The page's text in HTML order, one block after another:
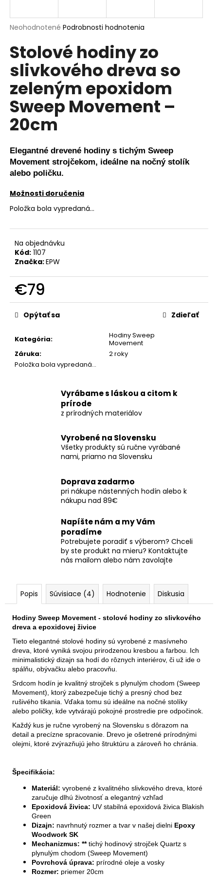
Priemerné
produktu
je
z
5
hviezdičiek.
Neohodnotené Podrobnosti hodnotenia
Stolové hodiny zo
slivkového dreva so
zeleným epoxidom
Sweep Movement –
20cm
Elegantné drevené hodiny s tichým Sweep
Movement strojčekom, ideálne na nočný stolík
alebo poličku.
Možnosti doručenia
Položka bola vypredaná…
Na objednávku
Kód: 1107
Značka:EPW
€79
Jednotková
cena:
Kategória:
Hodiny Sweep
Movement
Záruka:
2 roky
Položka bola vypredaná…
Opýtať sa Zdieľať
Vyrábame s láskou a citom k
prírode
z prírodných materiálov
Vyrobené na Slovensku
Všetky produkty sú ručne vyrábané
nami, priamo na Slovensku
Doprava zadarmo
pri nákupe nástenných hodín alebo k
nákupu nad 89€
Napíšte nám a my Vám
poradíme
Potrebujete poradiť s výberom? Chceli
by ste produkt na mieru? Kontaktujte
nás mailom alebo nám zavolajte
Popis Súvisiace (4) Hodnotenie Diskusia
Hodiny Sweep Movement - stolové hodiny zo slivkového
dreva a epoxidovej živice
Tieto elegantné stolové hodiny sú vyrobené z masívneho
dreva, ktoré vyniká svojou prirodzenou kresbou a farbou. Ich
minimalistický dizajn sa hodí do rôznych interiérov, či už ide o
spálňu, obývačku alebo pracovňu.
Srdcom hodín je kvalitný strojček s plynulým chodom (Sweep
Movement), ktorý zabezpečuje tichý a presný chod bez
rušivého tikania. Vďaka tomu sú ideálne na nočné stolíky
alebo poličky, kde vytvárajú pokojné prostredie pre odpočinok.
Každý kus je ručne vyrobený na Slovensku s dôrazom na
detail a precízne spracovanie. Drevo je ošetrené prírodnými
olejmi, ktoré zvýrazňujú jeho štruktúru a zároveň ho chránia.
Špecifikácia:
Materiál: vyrobené z kvalitného slivkového dreva, ktoré
zaručuje dlhú životnosť a elegantný vzhľad
Epoxidová živica: UV stabilná epoxidová živica Blakish
Green
Dizajn: navrhnutý rozmer a tvar v našej dielni Epoxy
Woodwork SK
Mechanizmus: **tichý hodinový strojček Quartz s
plynulým chodom (Sweep Movement)
Povrchová úprava: prírodné oleje a vosky
Rozmer: priemer 20cm
j
ť
?
HĽADAŤ
O
d
p
o
r
ú
a
m
e
NÁSTENNÉ
HODINY
ORECHA
OCEĽOVO
EPOXIDOM
42CM
€177